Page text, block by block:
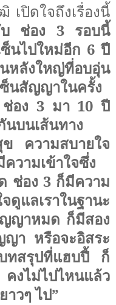
ปิดใจถึงเรื่องนี้
บ ช่อง 3รอบนี้
นไปใหม่อีก 6ปี
หลังใหญ่ที่อบอุ่น
ซ็นสัญญาในครั้ง
อง 3 มา 10ปี
นบนเส้นทาง
ความสบายใจ
วามเข้าใจซึ่ง
ช่อง 3ก็มีความ
แลเราในฐานะ
ญาหมด ก็มีสอง
ญา หรือจะอิสระ
ทสรุปที่แฮบปี้ ก็
งไม่ไปไหนแล้ว
ยาวๆ ไป”